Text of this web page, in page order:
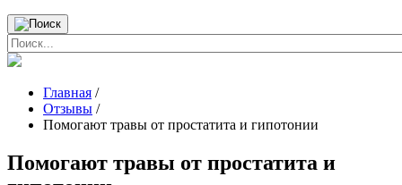
Главная /
Отзывы /
Помогают травы от простатита и гипотонии
Помогают травы от простатита и